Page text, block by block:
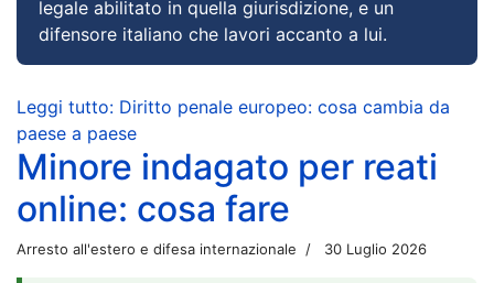
legale abilitato in quella giurisdizione, e un
difensore italiano che lavori accanto a lui.
Leggi tutto: Diritto penale europeo: cosa cambia da
paese a paese
Minore indagato per reati
online: cosa fare
Arresto all'estero e difesa internazionale 30 Luglio 2026